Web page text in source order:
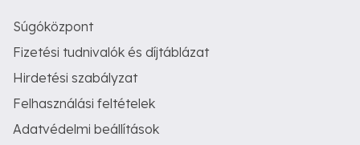
Súgóközpont
Fizetési tudnivalók és díjtáblázat
Hirdetési szabályzat
Felhasználási feltételek
Adatvédelmi beállítások